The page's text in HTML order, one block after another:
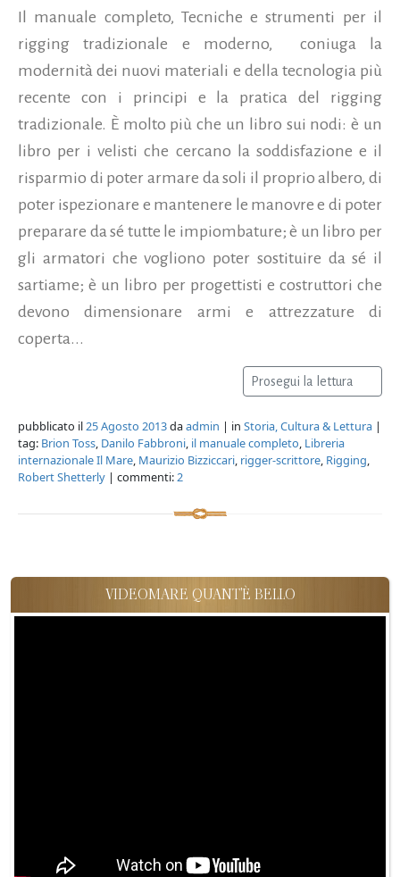
Il manuale completo, Tecniche e strumenti per il
rigging tradizionale e moderno, coniuga la
modernità dei nuovi materiali e della tecnologia più
recente con i principi e la pratica del rigging
tradizionale. È molto più che un libro sui nodi: è un
libro per i velisti che cercano la soddisfazione e il
risparmio di poter armare da soli il proprio albero, di
poter ispezionare e mantenere le manovre e di poter
preparare da sé tutte le impiombature; è un libro per
gli armatori che vogliono poter sostituire da sé il
sartiame; è un libro per progettisti e costruttori che
devono dimensionare armi e attrezzature di
coperta...
Prosegui la lettura
pubblicato il25 Agosto 2013daadmin | in Storia, Cultura & Lettura |
tag: Brion Toss, Danilo Fabbroni, il manuale completo, Libreria
internazionale Il Mare, Maurizio Bizziccari, rigger-scrittore, Rigging,
Robert Shetterly | commenti:2
VIDEOMARE QUANT'È BELLO